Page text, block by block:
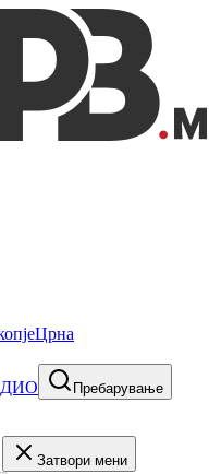
Црна
Пребарување
Затвори мени